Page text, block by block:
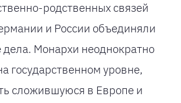
родственных связей
и России объединяли
дела. Монархи неоднократно
государственном уровне,
сложившуюся в Европе и